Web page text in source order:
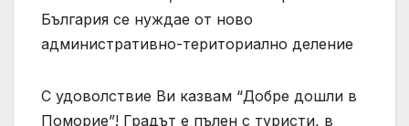
С удоволствие Ви казвам “Добре дошли в
Поморие”! Градът е пълен с туристи, в